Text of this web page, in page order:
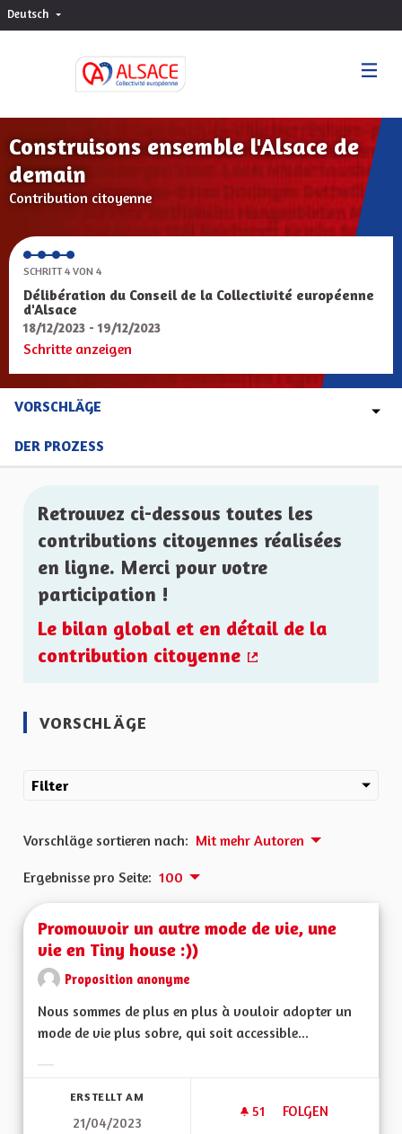
Deutsch Choisir la langue
Construisons ensemble l'Alsace de
demain
Contribution citoyenne
SCHRITT 4 VON 4
Délibération du Conseil de la Collectivité européenne
d'Alsace
18/12/2023 - 19/12/2023
Schritte anzeigen
VORSCHLÄGE
DER PROZESS
Retrouvez ci-dessous toutes les
contributions citoyennes réalisées
en ligne. Merci pour votre
participation !
Le bilan global et en détail de la
contribution citoyenne
VORSCHLÄGE
Filter
Vorschläge sortieren nach: Mit mehr Autoren
Ergebnisse pro Seite: 100
Promouvoir un autre mode de vie, une
vie en Tiny house :))
Proposition anonyme
Nous sommes de plus en plus à vouloir adopter un
mode de vie plus sobre, qui soit accessible...
ERSTELLT AM
21/04/2023
51 51 FOLLOWER
FOLGEN
PROMOUVOIR UN